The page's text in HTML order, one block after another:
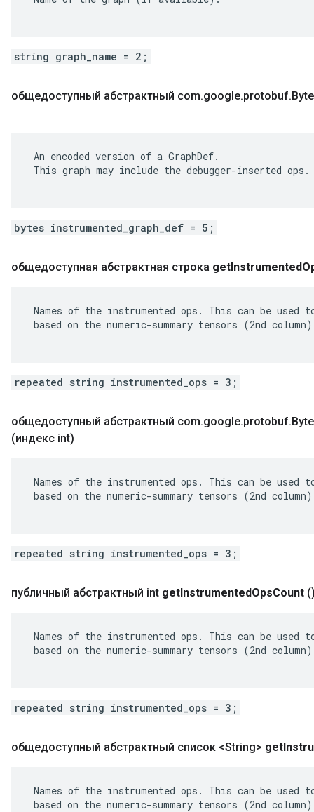
string graph_name = 2;
общедоступный абстрактный com.google.protobuf.Byte
An encoded version of a GraphDef.
This graph may include the debugger-inserted ops.
bytes instrumented_graph_def = 5;
общедоступная абстрактная строка getInstrumented
Names of the instrumented ops. This can be used
based on the numeric-summary tensors (2nd
repeated string instrumented_ops = 3;
общедоступный абстрактный com.google.protobuf.Byte
(индекс int)
Names of the instrumented ops. This can be used
based on the numeric-summary tensors (2nd
repeated string instrumented_ops = 3;
публичный абстрактный int getInstrumentedOpsCount
Names of the instrumented ops. This can be used
based on the numeric-summary tensors (2nd
repeated string instrumented_ops = 3;
общедоступный абстрактный список <String> get
Names of the instrumented ops. This can be used
based on the numeric-summary tensors (2nd